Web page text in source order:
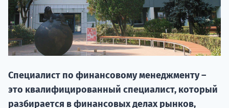
Специалист по финансовому менеджменту –
это квалифицированный специалист, который
разбирается в финансовых делах рынков,